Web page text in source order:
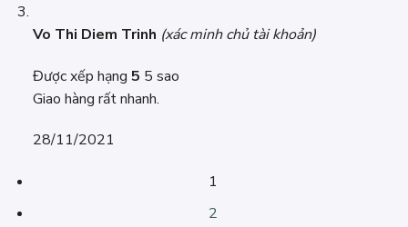
Vo Thi Diem Trinh (xác minh chủ tài khoản)
Được xếp hạng 5 5 sao
Giao hàng rất nhanh.
28/11/2021
1
2